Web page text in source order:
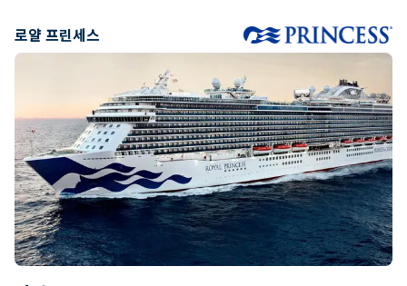
로얄 프린세스